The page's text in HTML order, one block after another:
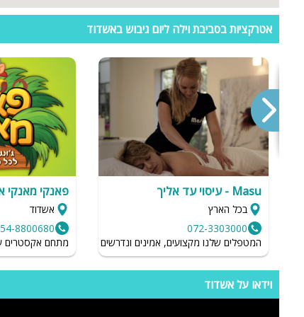
עמדת
לרכב חשמלי
אטרקציות בסביבת וילה ליום גיבוש באשדוד
Masu - עיסוי עד אליך
בכל הארץ
072-3303000
המטפלים שלנו מקצועים, אמינים ונדרשים לשמור על רמת הגיינה
פאנקי מאנקי
אשדוד
8800680
מתחם אקסטרים
וידאו על אשדוד